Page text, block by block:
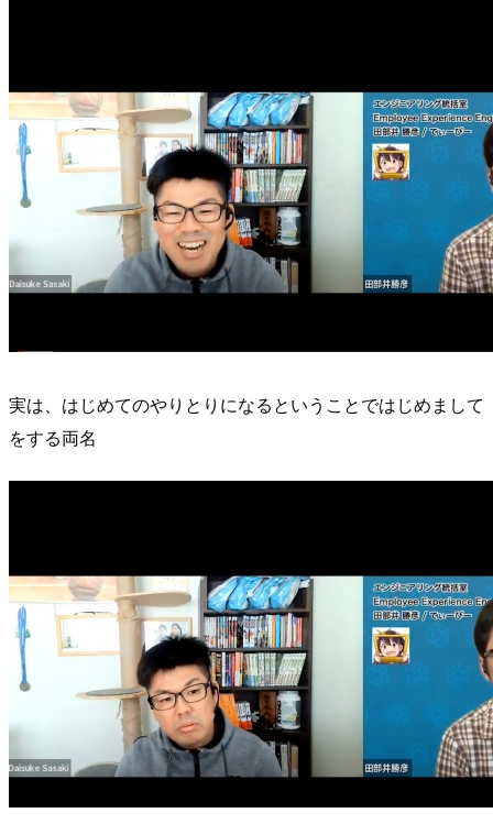
実は、はじめてのやりとりになるということではじめまして
をする両名